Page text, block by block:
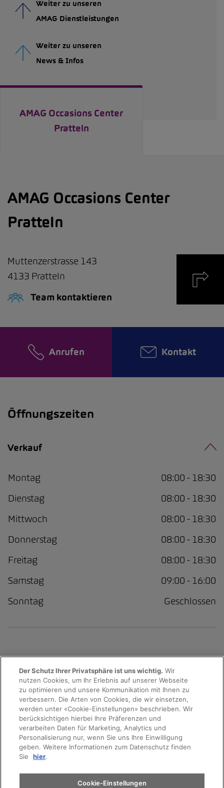
Weiter zu unseren
AMAG Dienstleistungen
Weiter zu unseren
News & Infos
Probefahrt
Terminvereinbarung
Auto finden
Elektromobilität
AMAG Occasions Center
Pratteln
AMAG Occasions Center
Pratteln
Muttenzerstrasse 143
4133 Pratteln
Team kontaktieren
Anrufen Kontakt
Öffnungszeiten
Verkauf
Montag
08:00 - 18:30
Dienstag
08:00 - 18:30
Mittwoch
08:00 - 18:30
Donnerstag
08:00 - 18:30
Freitag
08:00 - 18:30
Samstag
09:00 - 16:00
Sonntag
Geschlossen
© 2026 AMAG Automobil und Motoren AG
Datenschutzerklärung Rechtliche Hinweise
Der Schutz Ihrer Privatsphäre ist uns wichtig. Wir
nutzen Cookies, um Ihr Erlebnis auf unserer Webseite
zu optimieren und unsere Kommunikation mit Ihnen zu
verbessern. Die Arten von Cookies, die wir einsetzen,
werden unter «Cookie-Einstellungen» beschrieben. Wir
berücksichtigen hierbei Ihre Präferenzen und
verarbeiten Daten für Marketing, Analytics und
Personalisierung nur, wenn Sie uns Ihre Einwilligung
geben. Weitere Informationen zum Datenschutz finden
Sie
hier.
Cookie-Einstellungen